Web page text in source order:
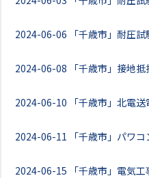
2024-06-06 「千歳市」耐圧
2024-06-08 「千歳市」接地
2024-06-10 「千歳市」北電
2024-06-11 「千歳市」パワ
2024-06-15 「千歳市」電気